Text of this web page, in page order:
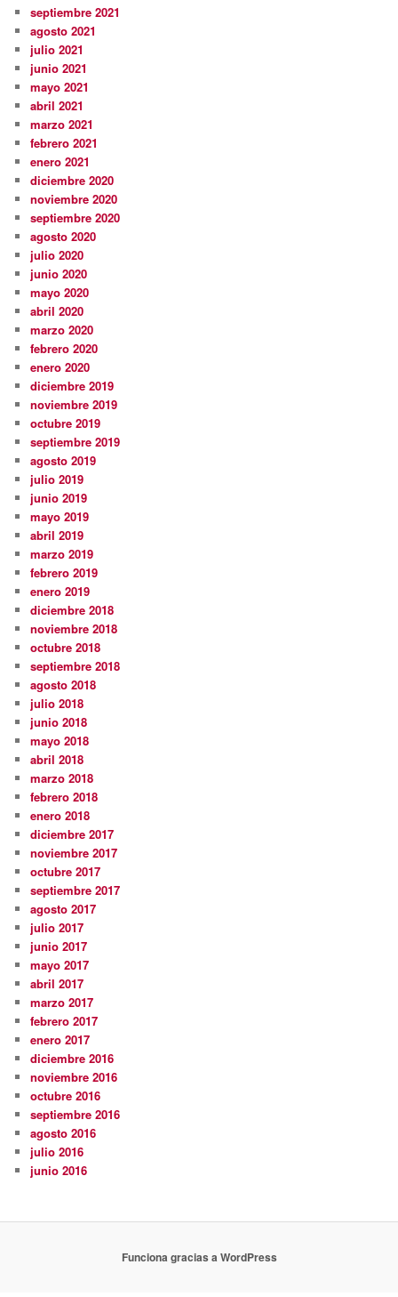
septiembre 2021
agosto 2021
julio 2021
junio 2021
mayo 2021
abril 2021
marzo 2021
febrero 2021
enero 2021
diciembre 2020
noviembre 2020
septiembre 2020
agosto 2020
julio 2020
junio 2020
mayo 2020
abril 2020
marzo 2020
febrero 2020
enero 2020
diciembre 2019
noviembre 2019
octubre 2019
septiembre 2019
agosto 2019
julio 2019
junio 2019
mayo 2019
abril 2019
marzo 2019
febrero 2019
enero 2019
diciembre 2018
noviembre 2018
octubre 2018
septiembre 2018
agosto 2018
julio 2018
junio 2018
mayo 2018
abril 2018
marzo 2018
febrero 2018
enero 2018
diciembre 2017
noviembre 2017
octubre 2017
septiembre 2017
agosto 2017
julio 2017
junio 2017
mayo 2017
abril 2017
marzo 2017
febrero 2017
enero 2017
diciembre 2016
noviembre 2016
octubre 2016
septiembre 2016
agosto 2016
julio 2016
junio 2016
Funciona gracias a WordPress